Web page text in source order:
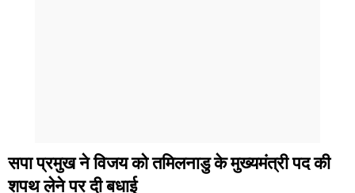
सपा प्रमुख ने विजय को तमिलनाडु के मुख्यमंत्री पद की
शपथ लेने पर दी बधाई